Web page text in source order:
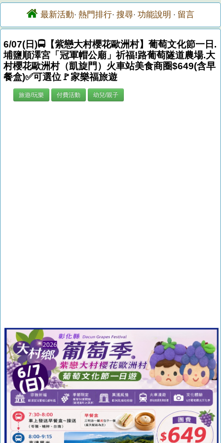
最新活動· 熱門排行· 搜尋· 功能說明 · 留言
6/07(日)🚍【紫戀大村櫻花歐洲村】葡萄文化節一日.
埔鹽順澤宮「冠軍帽公廟」祈福!路葡萄隧道農場.大
村櫻花歐洲村（凱旋門）火車站美食商圈$649(含早
餐盒)✅可選位🚩家樂福旅遊
旅遊/玩樂 付費活動 幼兒/親子